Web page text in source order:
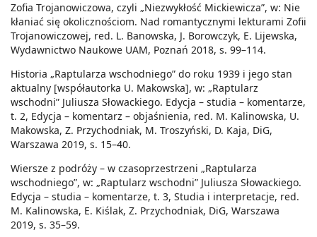
Zofia Trojanowiczowa, czyli „Niezwykłość Mickiewicza”, w: Nie
kłaniać się okolicznościom. Nad romantycznymi lekturami Zofii
Trojanowiczowej, red. L. Banowska, J. Borowczyk, E. Lijewska,
Wydawnictwo Naukowe UAM, Poznań 2018, s. 99–114.
Historia „Raptularza wschodniego” do roku 1939 i jego stan
aktualny [współautorka U. Makowska], w: „Raptularz
wschodni” Juliusza Słowackiego. Edycja – studia – komentarze,
t. 2, Edycja – komentarz – objaśnienia, red. M. Kalinowska, U.
Makowska, Z. Przychodniak, M. Troszyński, D. Kaja, DiG,
Warszawa 2019, s. 15–40.
Wiersze z podróży – w czasoprzestrzeni „Raptularza
wschodniego”, w: „Raptularz wschodni” Juliusza Słowackiego.
Edycja – studia – komentarze, t. 3, Studia i interpretacje, red.
M. Kalinowska, E. Kiślak, Z. Przychodniak, DiG, Warszawa
2019, s. 35–59.